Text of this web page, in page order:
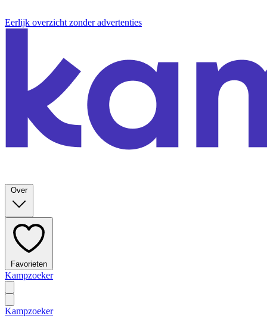
Eerlijk overzicht zonder advertenties
Over
Favorieten
Kampzoeker
Kampzoeker